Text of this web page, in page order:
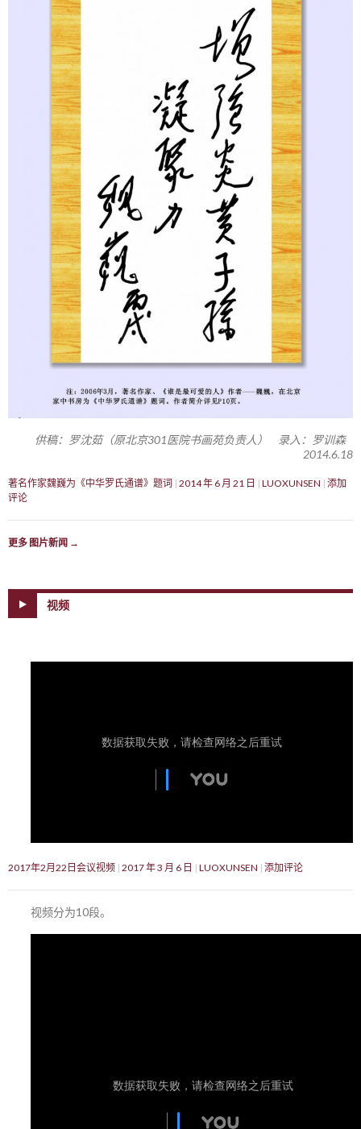
供稿：罗沈茹（原北京301医院书画苑负责人） 录入：罗训森
2014.6.18
著名作家魏巍为《中华罗氏通谱》题词 2014 年 6 月 21 日 LUOXUNSEN 添加
评论
更多 图片新闻 →
视频
2017年2月22日会议视频 2017 年 3 月 6 日 LUOXUNSEN 添加评论
视频分为10段。